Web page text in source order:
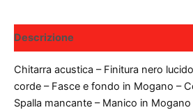
Descrizione
Chitarra acustica – Finitura nero
corde – Fasce e fondo in Mogano –
Spalla mancante – Manico in